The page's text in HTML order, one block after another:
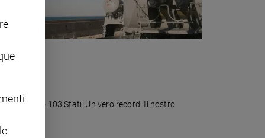
aderito 103 Stati. Un vero record. Il nostro